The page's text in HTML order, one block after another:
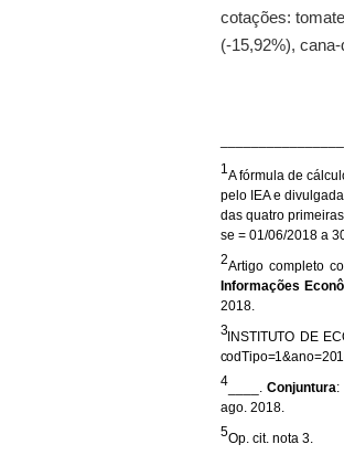
cotações:
(-15,92%),
1A fórmula de
pelo IEA e
das quatro
se = 01/06/2018 a
2Artigo completo
Informações
2018.
3INSTITUTO DE
4____.Conjuntura:
ago. 2018.
5Op. cit. nota 3.